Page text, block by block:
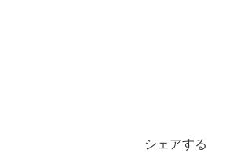
シェアする